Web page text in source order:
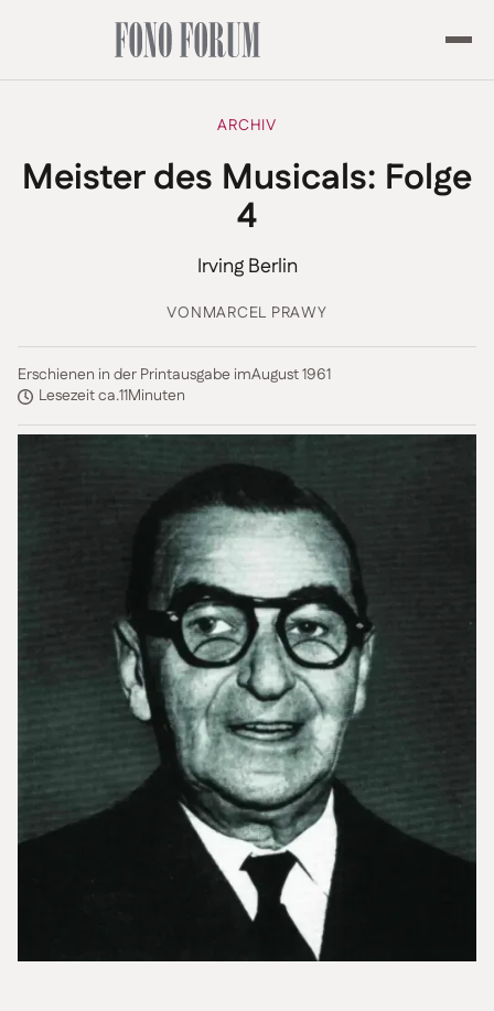
ARCHIV
Meister des Musicals: Folge
4
Irving Berlin
VONMARCEL PRAWY
Erschienen in der Printausgabe imAugust 1961
Lesezeit ca.11Minuten